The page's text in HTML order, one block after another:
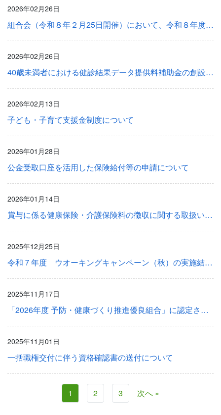
2026年02月26日
組合会（令和８年２月25日開催）において、令和８年度の健康保険、介護保険料率、子ども・子育て支援金が決定いたしました
2026年02月26日
40歳未満者における健診結果データ提供料補助金の創設について
2026年02月13日
子ども・子育て支援金制度について
2026年01月28日
公金受取口座を活用した保険給付等の申請について
2026年01月14日
賞与に係る健康保険・介護保険料の徴収に関する取扱いについて
2025年12月25日
令和７年度 ウオーキングキャンペーン（秋）の実施結果等について
2025年11月17日
「2026年度 予防・健康づくり推進優良組合」に認定されました
2025年11月01日
一括職権交付に伴う資格確認書の送付について
1 2 3 次へ »